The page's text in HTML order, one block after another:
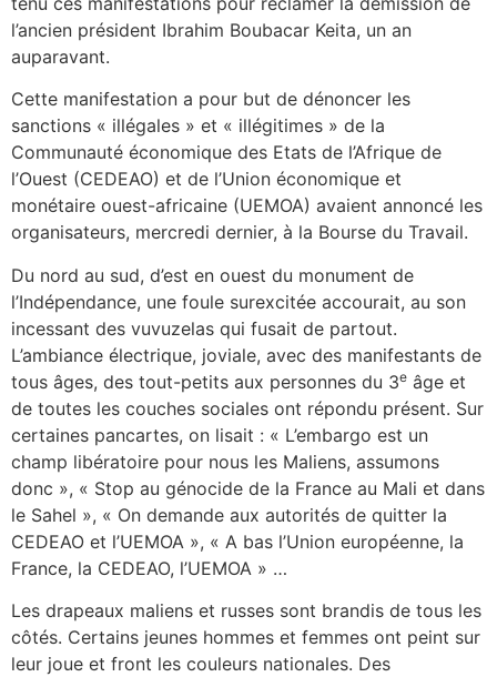
l’ancien président Ibrahim Boubacar Keita, un an
auparavant.
Cette manifestation a pour but de dénoncer les
sanctions « illégales » et « illégitimes » de la
Communauté économique des Etats de l’Afrique de
l’Ouest (CEDEAO) et de l’Union économique et
monétaire ouest-africaine (UEMOA) avaient annoncé les
organisateurs, mercredi dernier, à la Bourse du Travail.
Du nord au sud, d’est en ouest du monument de
l’Indépendance, une foule surexcitée accourait, au son
incessant des vuvuzelas qui fusait de partout.
L’ambiance électrique, joviale, avec des manifestants de
tous âges, des tout-petits aux personnes du 3e âge et
de toutes les couches sociales ont répondu présent. Sur
certaines pancartes, on lisait : « L’embargo est un
champ libératoire pour nous les Maliens, assumons
donc », « Stop au génocide de la France au Mali et dans
le Sahel », « On demande aux autorités de quitter la
CEDEAO et l’UEMOA », « A bas l’Union européenne, la
France, la CEDEAO, l’UEMOA » …
Les drapeaux maliens et russes sont brandis de tous les
côtés. Certains jeunes hommes et femmes ont peint sur
leur joue et front les couleurs nationales. Des